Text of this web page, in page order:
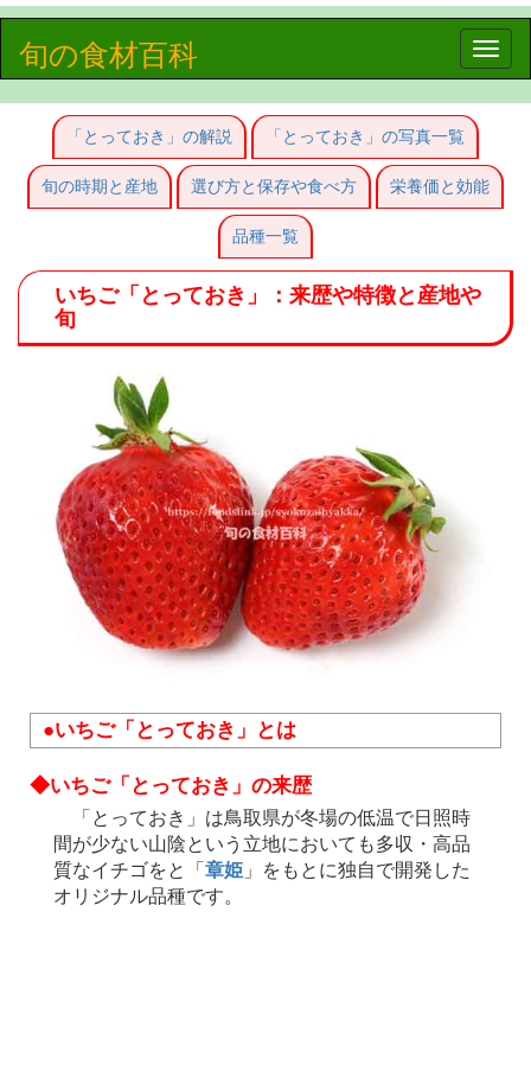
Toggle
旬の食材百科
「とっておき」の解説 「とっておき」の写真一覧
旬の時期と産地 選び方と保存や食べ方 栄養価と効能
品種一覧
いちご「とっておき」：来歴や特徴と産地や
旬
●いちご「とっておき」とは
◆いちご「とっておき」の来歴
「とっておき」は鳥取県が冬場の低温で日照時
間が少ない山陰という立地においても多収・高品
質なイチゴをと「 章姫 」をもとに独自で開発した
オリジナル品種です。